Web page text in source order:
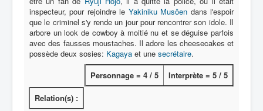
Transformation
Équipement
Mecha
Lieu
Épisode
inspecteur, pour rejoindre le Yakiniku Musôen dans l'espoir
que le criminel s'y rende un jour pour rencontrer son idole. Il
arbore un look de cowboy à moitié nu et se déguise parfois
avec des fausses moustaches. Il adore les cheesecakes et
possède deux sosies: Kagaya et une secrétaire.
Personnage = 4 / 5
Interprète = 5 / 5
Relation(s) :